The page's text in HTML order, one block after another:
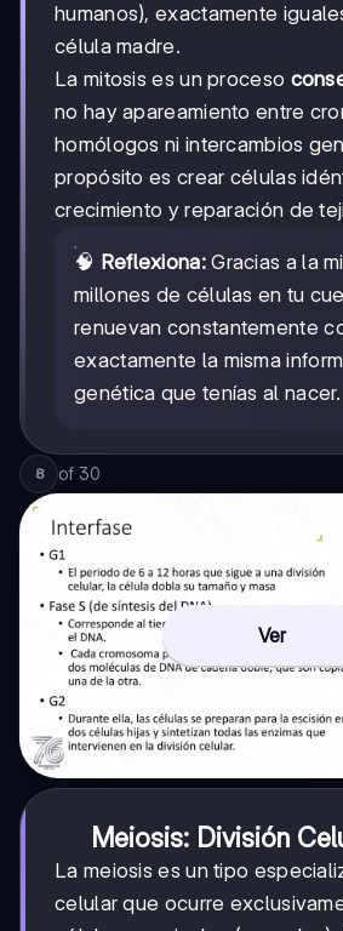
humanos), exactamente
célula madre.
La mitosis es un proceso
no hay apareamiento entre
homólogos ni intercambios
propósito es crear células
crecimiento y reparación de
🧠 Reflexiona:Gracias a la
millones de células en tu
renuevan constantemente
exactamente la misma
genética que tenías al nacer.
8 of 30
Ver
Meiosis: División
La meiosis es un tipo
celular que ocurre